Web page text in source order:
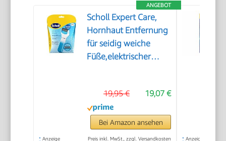
ANGEBOT
Scholl Expert Care,
Hornhaut Entfernung
für seidig weiche
Füße,elektrischer
Meeresmineralien
Rolle für präzise
Ergebnisse,1 Gerät
19,07 €
19,95 €
Bei Amazon ansehen
* Anzeige Preis inkl. MwSt., zzgl. Versandkosten * Anzeige